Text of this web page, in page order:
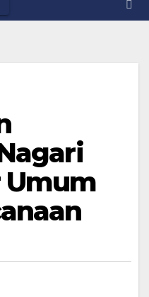
Umum